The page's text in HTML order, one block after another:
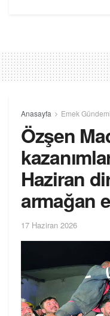
Anasayfa Emek Gündemi
Özşen
Haziran
armağan
17 Haziran 2026